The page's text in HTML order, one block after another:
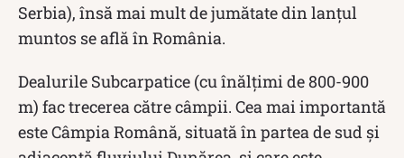
Serbia), însă mai mult de jumătate din lanțul
muntos se află în România.
Dealurile Subcarpatice (cu înălțimi de 800-900
m) fac trecerea către câmpii. Cea mai importantă
este Câmpia Română, situată în partea de sud și